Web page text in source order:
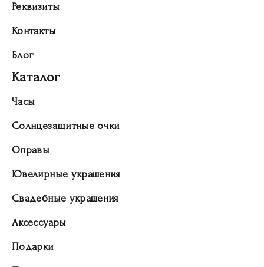
Реквизиты
Контакты
Блог
Каталог
Часы
Солнцезащитные очки
Оправы
Ювелирные украшения
Свадебные украшения
Аксессуары
Подарки